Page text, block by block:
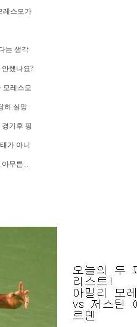
레스모가
는 생각
했나요?
모레스모
히 실망
기후 핑
가 아니
무튼...